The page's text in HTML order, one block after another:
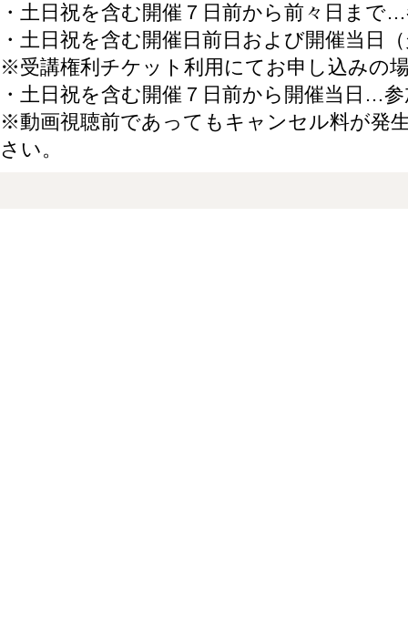
・土日祝を含む開催７日前から前々日まで
・土日祝を含む開催日前日および開催当日
※受講権利チケット利用にてお申し込みの
・土日祝を含む開催７日前から開催当日…
※動画視聴前であってもキャンセル料が発
さい。